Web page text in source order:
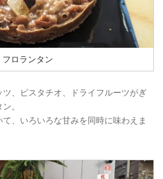
フロランタン
、ピスタチオ、ドライフルーツがぎ
。
、いろいろな甘みを同時に味わえま